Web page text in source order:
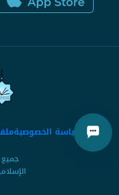
سياسة الخصوصية